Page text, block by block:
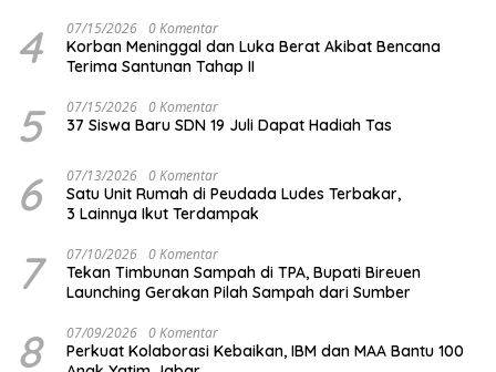
4 07/15/2026 0 Komentar
Korban Meninggal dan Luka Berat Akibat Bencana
Terima Santunan Tahap II
5 07/15/2026 0 Komentar
37 Siswa Baru SDN 19 Juli Dapat Hadiah Tas
6 07/13/2026 0 Komentar
Satu Unit Rumah di Peudada Ludes Terbakar,
3 Lainnya Ikut Terdampak
7 07/10/2026 0 Komentar
Tekan Timbunan Sampah di TPA, Bupati Bireuen
Launching Gerakan Pilah Sampah dari Sumber
8 07/09/2026 0 Komentar
Perkuat Kolaborasi Kebaikan, IBM dan MAA Bantu 100